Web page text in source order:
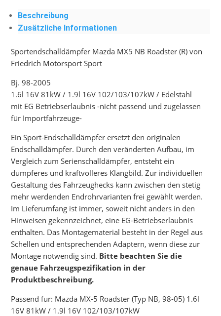
Beschreibung
Zusätzliche Informationen
Sportendschalldämpfer Mazda MX5 NB Roadster (R) von
Friedrich Motorsport Sport
Bj. 98-2005
1.6l 16V 81kW / 1.9l 16V 102/103/107kW / Edelstahl
mit EG Betriebserlaubnis -nicht passend und zugelassen
für Importfahrzeuge-
Ein Sport-Endschalldämpfer ersetzt den originalen
Endschalldämpfer. Durch den veränderten Aufbau, im
Vergleich zum Serienschalldämpfer, entsteht ein
dumpferes und kraftvolleres Klangbild. Zur individuellen
Gestaltung des Fahrzeughecks kann zwischen den stetig
mehr werdenden Endrohrvarianten frei gewählt werden.
Im Lieferumfang ist immer, soweit nicht anders in den
Hinweisen gekennzeichnet, eine EG-Betriebserlaubnis
enthalten. Das Montagematerial besteht in der Regel aus
Schellen und entsprechenden Adaptern, wenn diese zur
Montage notwendig sind. Bitte beachten Sie die
genaue Fahrzeugspezifikation in der
Produktbeschreibung.
Passend für: Mazda MX-5 Roadster (Typ NB, 98-05) 1.6l
16V 81kW / 1.9l 16V 102/103/107kW